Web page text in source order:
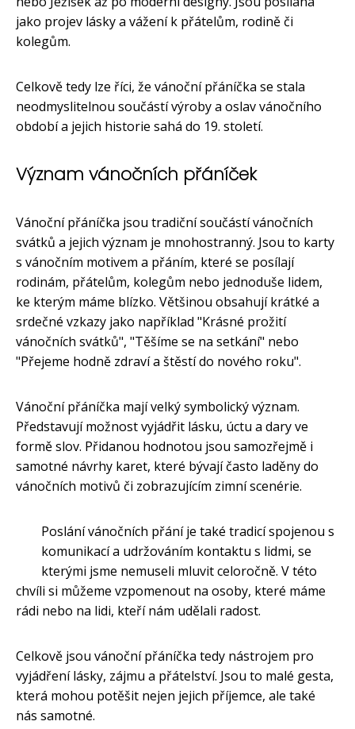
jako projev lásky a vážení k přátelům, rodině či
kolegům.
Celkově tedy lze říci, že vánoční přáníčka se stala
neodmyslitelnou součástí výroby a oslav vánočního
období a jejich historie sahá do 19. století.
Význam vánočních přáníček
Vánoční přáníčka jsou tradiční součástí vánočních
svátků a jejich význam je mnohostranný. Jsou to karty
s vánočním motivem a přáním, které se posílají
rodinám, přátelům, kolegům nebo jednoduše lidem,
ke kterým máme blízko. Většinou obsahují krátké a
srdečné vzkazy jako například "Krásné prožití
vánočních svátků", "Těšíme se na setkání" nebo
"Přejeme hodně zdraví a štěstí do nového roku".
Vánoční přáníčka mají velký symbolický význam.
Představují možnost vyjádřit lásku, úctu a dary ve
formě slov. Přidanou hodnotou jsou samozřejmě i
samotné návrhy karet, které bývají často laděny do
vánočních motivů či zobrazujícím zimní scenérie.
Poslání vánočních přání je také tradicí spojenou s
komunikací a udržováním kontaktu s lidmi, se
kterými jsme nemuseli mluvit celoročně. V této
chvíli si můžeme vzpomenout na osoby, které máme
rádi nebo na lidi, kteří nám udělali radost.
Celkově jsou vánoční přáníčka tedy nástrojem pro
vyjádření lásky, zájmu a přátelství. Jsou to malé gesta,
která mohou potěšit nejen jejich příjemce, ale také
nás samotné.